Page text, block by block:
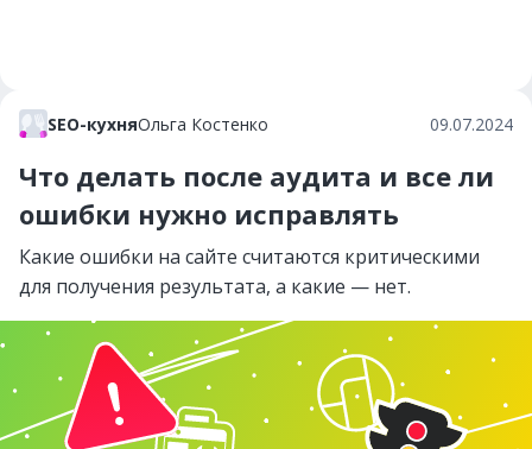
SEO-кухняОльга Костенко 09.07.2024
Что делать после аудита и все ли
ошибки нужно исправлять
Какие ошибки на сайте считаются критическими
для получения результата, а какие — нет.